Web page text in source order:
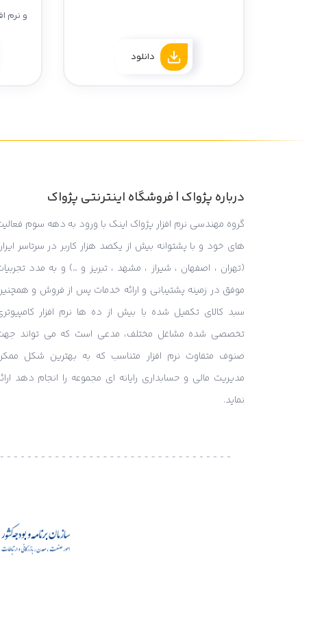
دانلود
و نرم
درباره پژواک | فروشگاه اینترنتی پژواک
گروه مهندسی نرم افزار پژواک اینک با ورود به دهه سوم
های خود و با پشتوانه بیش از یکصد هزار کاربر در سرتاسر
(تهران ، اصفهان ، شیراز ، مشهد ، تبریز و …) و به مدد
موفق در زمینه پشتیبانی و ارائه خدمات پس از فروش و
سبد کالای تکمیل شده با بیش از ده ها نرم افزار
تخصصی شده مشاغل مختلف، مدعی است که می تواند
صنوف متفاوت نرم افزار متناسب که به بهترین شکل
مدیریت مالی و حسابداری رایانه ای مجموعه را انجام دهد
نماید.